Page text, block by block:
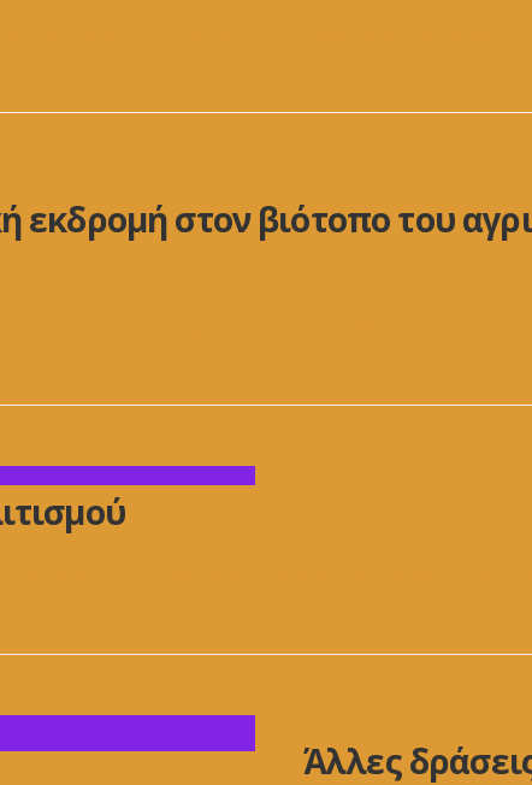
εκδρομή στον βιότοπο του
Άλλες